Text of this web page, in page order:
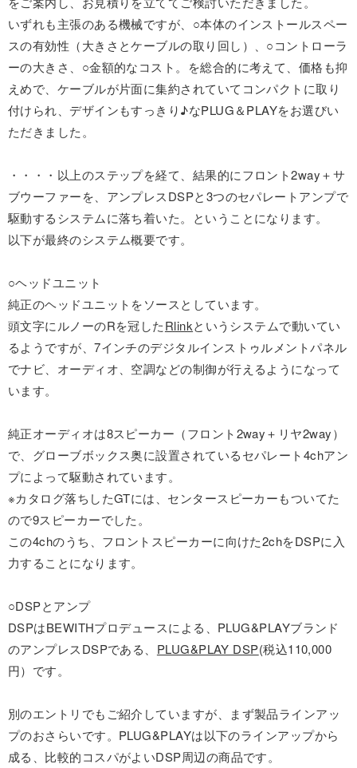
いずれも主張のある機械ですが、○本体のインストールスペー
スの有効性（大きさとケーブルの取り回し）、○コントローラ
ーの大きさ、○金額的なコスト。を総合的に考えて、価格も抑
えめで、ケーブルが片面に集約されていてコンパクトに取り
付けられ、デザインもすっきり♪なPLUG＆PLAYをお選びい
ただきました。
・・・・以上のステップを経て、結果的にフロント2way＋サ
ブウーファーを、アンプレスDSPと3つのセパレートアンプで
駆動するシステムに落ち着いた。ということになります。
以下が最終のシステム概要です。
○ヘッドユニット
純正のヘッドユニットをソースとしています。
頭文字にルノーのRを冠したRlinkというシステムで動いてい
るようですが、7インチのデジタルインストゥルメントパネル
でナビ、オーディオ、空調などの制御が行えるようになって
います。
純正オーディオは8スピーカー（フロント2way＋リヤ2way）
で、グローブボックス奥に設置されているセパレート4chアン
プによって駆動されています。
※カタログ落ちしたGTには、センタースピーカーもついてた
ので9スピーカーでした。
この4chのうち、フロントスピーカーに向けた2chをDSPに入
力することになります。
○DSPとアンプ
DSPはBEWITHプロデュースによる、PLUG&PLAYブランド
のアンプレスDSPである、 PLUG&PLAY DSP(税込110,000
円）です。
別のエントリでもご紹介していますが、まず製品ラインアッ
プのおさらいです。PLUG&PLAYは以下のラインアップから
成る、比較的コスパがよいDSP周辺の商品です。